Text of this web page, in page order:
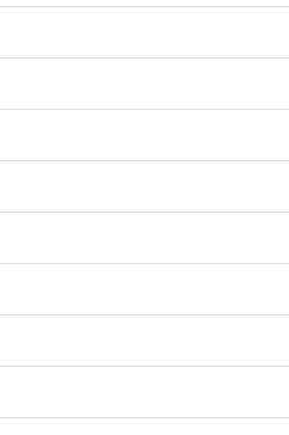
情況下，為小批量原型尋找製造
應對模具製作及未來批量生產的
靈活的按需製造服務滿足原型製
件。
水面部浸泡解決方
現健康與保健圈中出現了一種日益
做法常見於社交媒體，透過將面
健康益處，如減輕面部泛紅、收
有方法——使用裝滿冰塊的沙拉碗